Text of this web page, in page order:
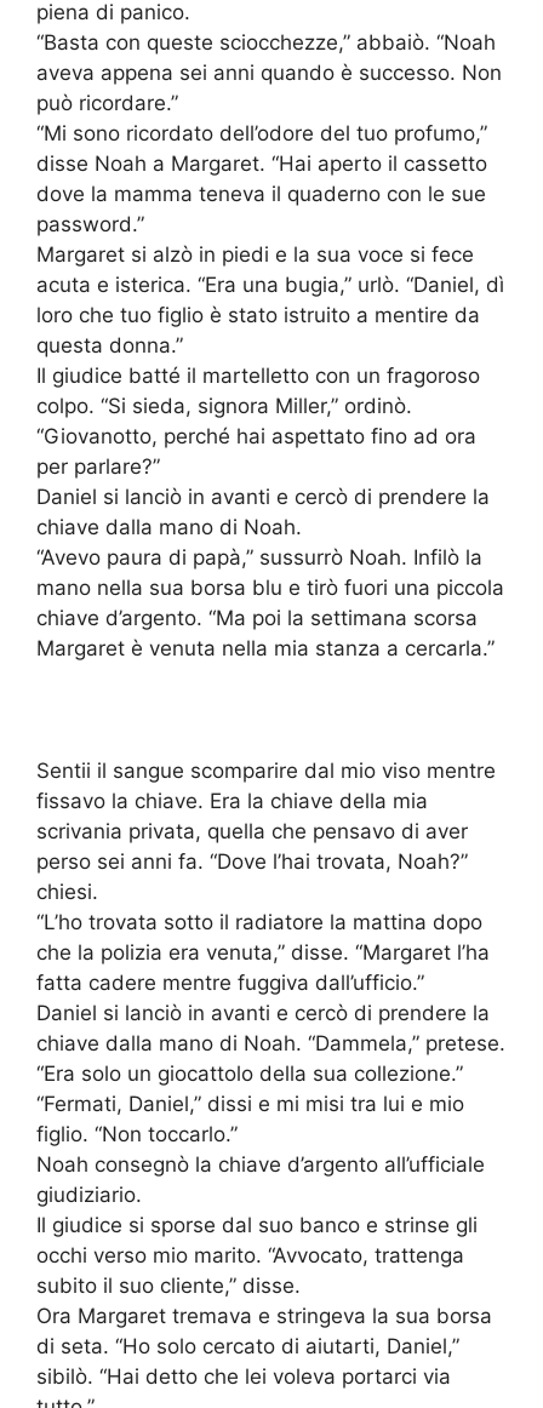
piena di panico.
“Basta con queste sciocchezze,” abbaiò. “Noah
aveva appena sei anni quando è successo. Non
può ricordare.”
“Mi sono ricordato dell’odore del tuo profumo,”
disse Noah a Margaret. “Hai aperto il cassetto
dove la mamma teneva il quaderno con le sue
password.”
Margaret si alzò in piedi e la sua voce si fece
acuta e isterica. “Era una bugia,” urlò. “Daniel, dì
loro che tuo figlio è stato istruito a mentire da
questa donna.”
Il giudice batté il martelletto con un fragoroso
colpo. “Si sieda, signora Miller,” ordinò.
“Giovanotto, perché hai aspettato fino ad ora
per parlare?”
Daniel si lanciò in avanti e cercò di prendere la
chiave dalla mano di Noah.
“Avevo paura di papà,” sussurrò Noah. Infilò la
mano nella sua borsa blu e tirò fuori una piccola
chiave d’argento. “Ma poi la settimana scorsa
Margaret è venuta nella mia stanza a cercarla.”
Sentii il sangue scomparire dal mio viso mentre
fissavo la chiave. Era la chiave della mia
scrivania privata, quella che pensavo di aver
perso sei anni fa. “Dove l’hai trovata, Noah?”
chiesi.
“L’ho trovata sotto il radiatore la mattina dopo
che la polizia era venuta,” disse. “Margaret l’ha
fatta cadere mentre fuggiva dall’ufficio.”
Daniel si lanciò in avanti e cercò di prendere la
chiave dalla mano di Noah. “Dammela,” pretese.
“Era solo un giocattolo della sua collezione.”
“Fermati, Daniel,” dissi e mi misi tra lui e mio
figlio. “Non toccarlo.”
Noah consegnò la chiave d’argento all’ufficiale
giudiziario.
Il giudice si sporse dal suo banco e strinse gli
occhi verso mio marito. “Avvocato, trattenga
subito il suo cliente,” disse.
Ora Margaret tremava e stringeva la sua borsa
di seta. “Ho solo cercato di aiutarti, Daniel,”
sibilò. “Hai detto che lei voleva portarci via